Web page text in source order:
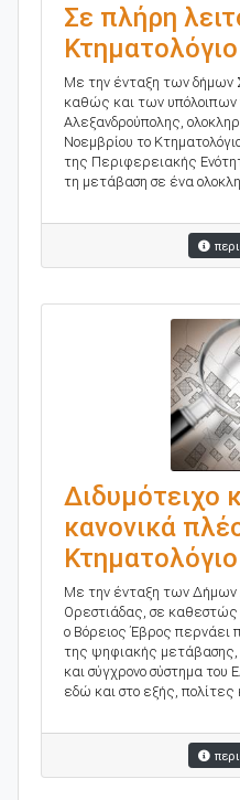
Σε πλήρη
Με την ένταξη των δήμων
καθώς και των υπόλοιπων
Αλεξανδρούπολης,
Νοεμβρίου το
της Περιφερειακής
τη μετάβαση σε ένα
Διδυμότειχο
κανονικά
Κτηματολόγιο
Με την ένταξη των Δήμων
Ορεστιάδας, σε καθεστώς
ο Βόρειος Έβρος περνάει
της ψηφιακής μετάβασης,
και σύγχρονο σύστημα του
εδώ και στο εξής, πολίτες